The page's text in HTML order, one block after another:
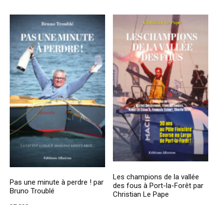
Pas une minute à perdre ! par
Bruno Troublé
Les champions de la vallée
des fous à Port-la-Forêt par
Christian Le Pape